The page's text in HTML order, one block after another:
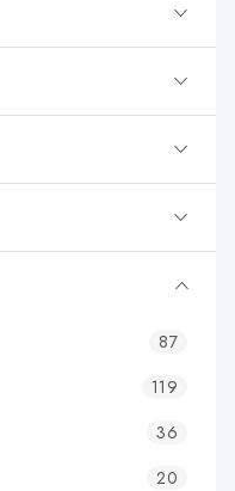
87
119
36
20